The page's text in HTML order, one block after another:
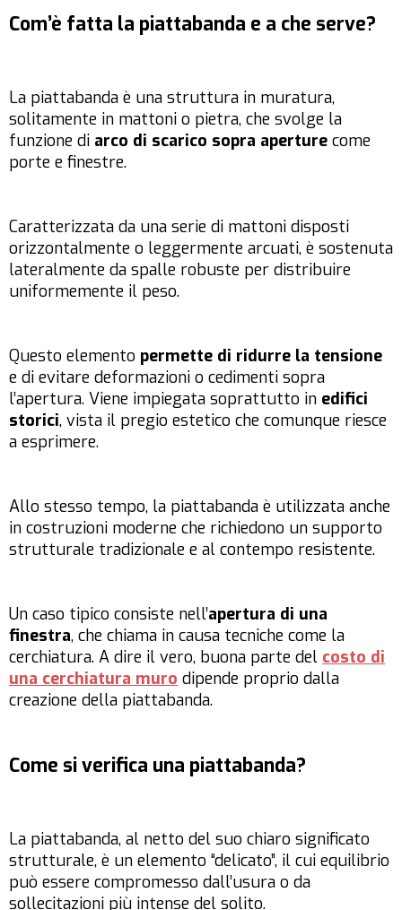
Com’è fatta la piattabanda e a che serve?
La piattabanda è una struttura in muratura,
solitamente in mattoni o pietra, che svolge la
funzione di arco di scarico sopra aperture come
porte e finestre.
Caratterizzata da una serie di mattoni disposti
orizzontalmente o leggermente arcuati, è sostenuta
lateralmente da spalle robuste per distribuire
uniformemente il peso.
Questo elemento permette di ridurre la tensione
e di evitare deformazioni o cedimenti sopra
l’apertura. Viene impiegata soprattutto in edifici
storici, vista il pregio estetico che comunque riesce
a esprimere.
Allo stesso tempo, la piattabanda è utilizzata anche
in costruzioni moderne che richiedono un supporto
strutturale tradizionale e al contempo resistente.
Un caso tipico consiste nell’apertura di una
finestra, che chiama in causa tecniche come la
cerchiatura. A dire il vero, buona parte del costo di
una cerchiatura muro dipende proprio dalla
creazione della piattabanda.
Come si verifica una piattabanda?
La piattabanda, al netto del suo chiaro significato
strutturale, è un elemento “delicato”, il cui equilibrio
può essere compromesso dall’usura o da
sollecitazioni più intense del solito.